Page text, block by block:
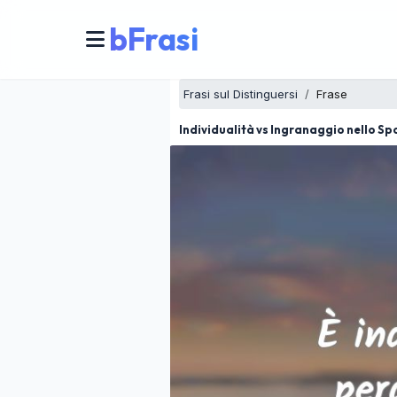
bFrasi
Frasi sul Distinguersi Frase
Individualità vs Ingranaggio nello